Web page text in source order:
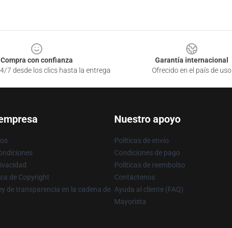
Compra con confianza
7 desde los clics hasta la entrega
Garantía internacional
Ofrecido en el país de uso
de Copyright
de transparencia en la cadena de
Nuestro apoyo
Políticas de envío
Condiciones de pago
Políticas de reembolso
Contáctenos
Ayuda al cliente (FAQ)
Mayorista